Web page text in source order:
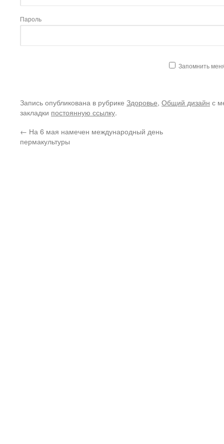
Пароль
Запомнить
Запись опубликована в рубрике Здоровье, Общий дизайн с
закладки постоянную ссылку.
← На 6 мая намечен международный день
пермакультуры